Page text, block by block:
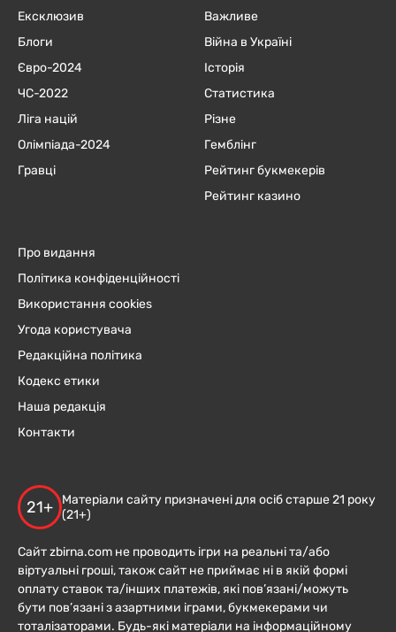
Ексклюзив
Блоги
Євро-2024
ЧC-2022
Ліга націй
Олімпіада-2024
Гравці
Важливе
Війна в Україні
Історія
Статистика
Різне
Гемблінг
Рейтинг букмекерів
Рейтинг казино
Про видання
Політика конфіденційності
Використання cookies
Угода користувача
Редакційна політика
Кодекс етики
Наша редакція
Контакти
21+
Матеріали сайту призначені для осіб старше 21 року
(21+)
Сайт zbirna.com не проводить ігри на реальні та/або
віртуальні гроші, також сайт не приймає ні в якій формі
оплату ставок та/інших платежів, які пов’язані/можуть
бути пов’язані з азартними іграми, букмекерами чи
тоталізаторами. Будь-які матеріали на інформаційному